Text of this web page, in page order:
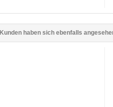
Kunden haben sich ebenfalls